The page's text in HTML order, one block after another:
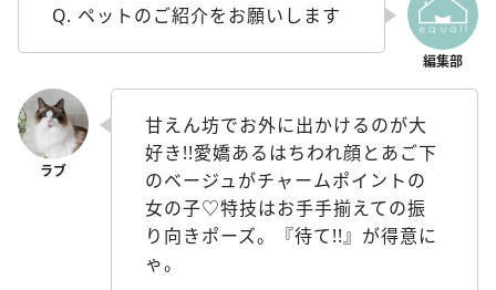
Q. ペットのご紹介をお願いします
甘えん坊でお外に出かけるのが大
好き!!愛嬌あるはちわれ顔とあご下
のベージュがチャームポイントの
女の子♡特技はお手手揃えての振
り向きポーズ。『待て!!』が得意に
ゃ。